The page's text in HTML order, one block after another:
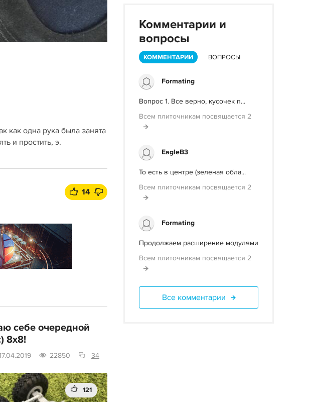
как одна рука была занята
и простить, э.
14
себе очередной
8x8!
22850 34
121
Комментарии и
вопросы
КОММЕНТАРИИ ВОПРОСЫ
Formating
Вопрос 1. Все верно, кусочек п...
Всем плиточникам посвящается 2
EagleB3
То есть в центре (зеленая обла...
Всем плиточникам посвящается 2
Formating
Продолжаем расширение модулями
Всем плиточникам посвящается 2
Все комментарии